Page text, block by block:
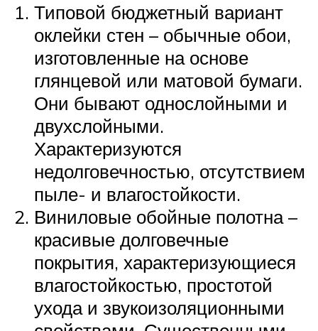
Типовой бюджетный вариант
оклейки стен – обычные обои,
изготовленные на основе
глянцевой или матовой бумаги.
Они бывают однослойными и
двухслойными.
Характеризуются
недолговечностью, отсутствием
пыле- и влагостойкости.
Виниловые обойные полотна –
красивые долговечные
покрытия, характеризующиеся
влагостойкостью, простотой
ухода и звукоизоляционными